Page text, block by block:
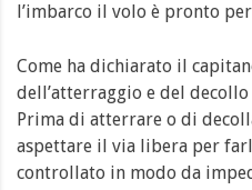
l’imbarco il volo è pronto
Come ha dichiarato il
dell’atterraggio e del
Prima di atterrare o di
aspettare il via libera per
controllato in modo da